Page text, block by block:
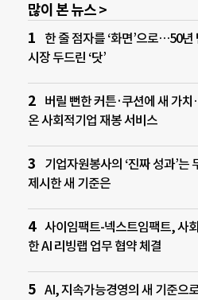
많이 본 뉴스 >
한 줄 점자를 ‘화면’으로…50년
시장 두드린 ‘닷’
버릴 뻔한 커튼·쿠션에 새 가
온 사회적기업 재봉 서비스
기업자원봉사의 ‘진짜 성과’는
제시한 새 기준은
사이임팩트-넥스트임팩트, 사
한 AI 리빙랩 업무 협약 체결
AI, 지속가능경영의 새 기준으